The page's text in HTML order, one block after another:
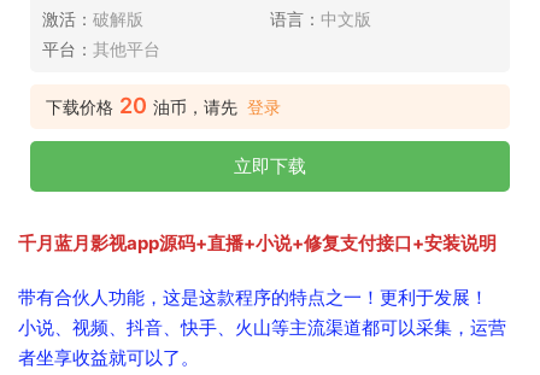
激活： 破解版 语言： 中文版
平台： 其他平台
下载价格 20 油币，请先 登录
立即下载
千月蓝月影视app源码+直播+小说+修复支付接口+安装说明
带有合伙人功能，这是这款程序的特点之一！更利于发展！
小说、视频、抖音、快手、火山等主流渠道都可以采集，运营
者坐享收益就可以了。